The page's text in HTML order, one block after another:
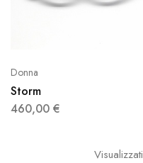
Donna
Storm
460,00 €
Visualizzati